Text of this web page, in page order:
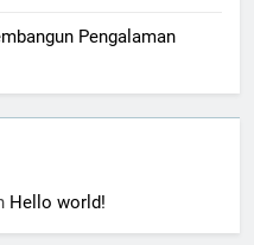
Pengalaman
Hello world!